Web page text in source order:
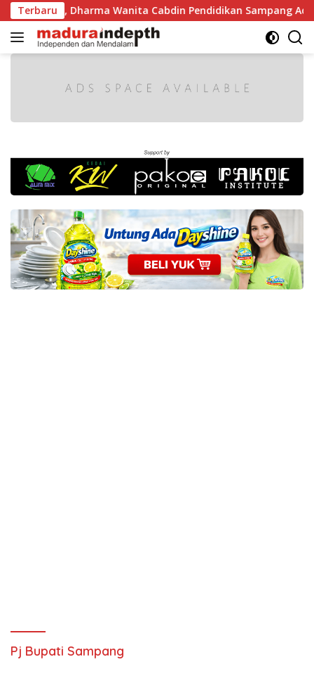
Langsung
ke
konten
Terbaru
Dharma Wanita Cabdin Pendidikan Sampang Adu
Pj Bupati Sampang